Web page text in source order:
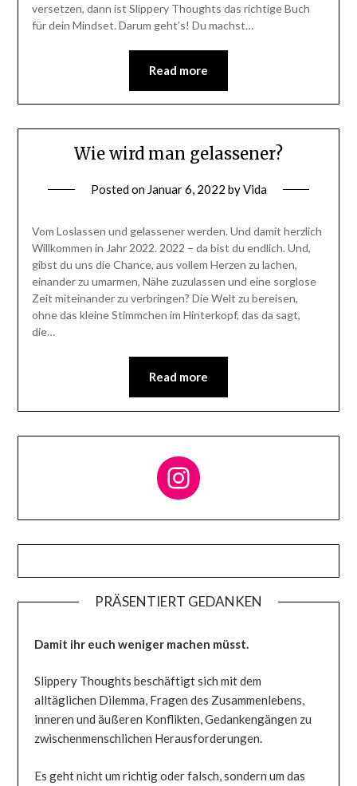
versetzen, dann ist Slippery Thoughts das richtige Buch
für dein Mindset. Darum geht’s! Du machst…
Read more
Wie wird man gelassener?
Posted on Januar 6, 2022 byVida
Vom Loslassen und gelassener werden. Und damit herzlich
Willkommen in Jahr 2022. 2022 – da bist du endlich. Und,
gibst du uns die Chance, aus vollem Herzen zu lachen,
einander zu umarmen, Nähe zuzulassen und eine sorglose
Zeit miteinander zu verbringen? Die Welt zu bereisen,
ohne das kleine Stimmchen im Hinterkopf, das da sagt,
die…
Read more
Follow me on Instagram
PRÄSENTIERT GEDANKEN
Damit ihr euch weniger machen müsst.
Slippery Thoughts beschäftigt sich mit dem
alltäglichen Dilemma, Fragen des Zusammenlebens,
inneren und äußeren Konflikten, Gedankengängen zu
zwischenmenschlichen Herausforderungen.
Es geht nicht um richtig oder falsch, sondern um das